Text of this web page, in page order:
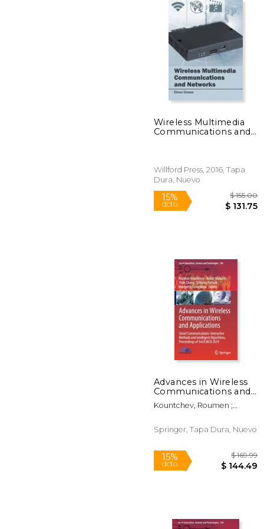
$
Wireless Multimedia
Communications and
Willford Press, 2016, Tapa
Dura, Nuevo
15%
dcto.
$
$
Advances in Wireless
Communications and
Applications: Smart
Communications:
and Intelligent
Icwca 2 (en Inglés)
Kountchev, Roumen ;
Shen
Springer, Tapa Dura, Nuevo